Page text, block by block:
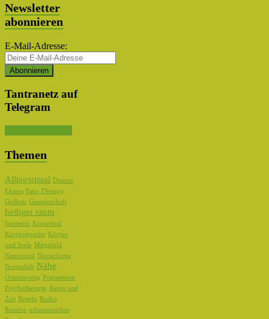
Newsletter
abonnieren
E-Mail-Adresse:
Tantranetz auf
Telegram
Themen
Alltagsritual
Distanz
Ekzess Fake Therapy
Geilheit Gemeinschaft
heiliger raum
Intention
Kreisritual
Körpersprache Körper
und Seele Mitgefühl
Naturritual
Neuanfänge
Normalität Nähe
Orientierung
Pranaatmen
Psychotherapie Raum und
Zeit Regeln
Risiko
Routine schamanisches